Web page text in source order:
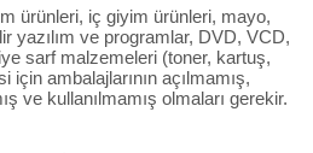
ürünleri, iç giyim ürünleri, mayo,
yazılım ve programlar, DVD, VCD,
sarf malzemeleri (toner, kartuş,
ambalajlarının açılmamış,
ve kullanılmamış olmaları gerekir.